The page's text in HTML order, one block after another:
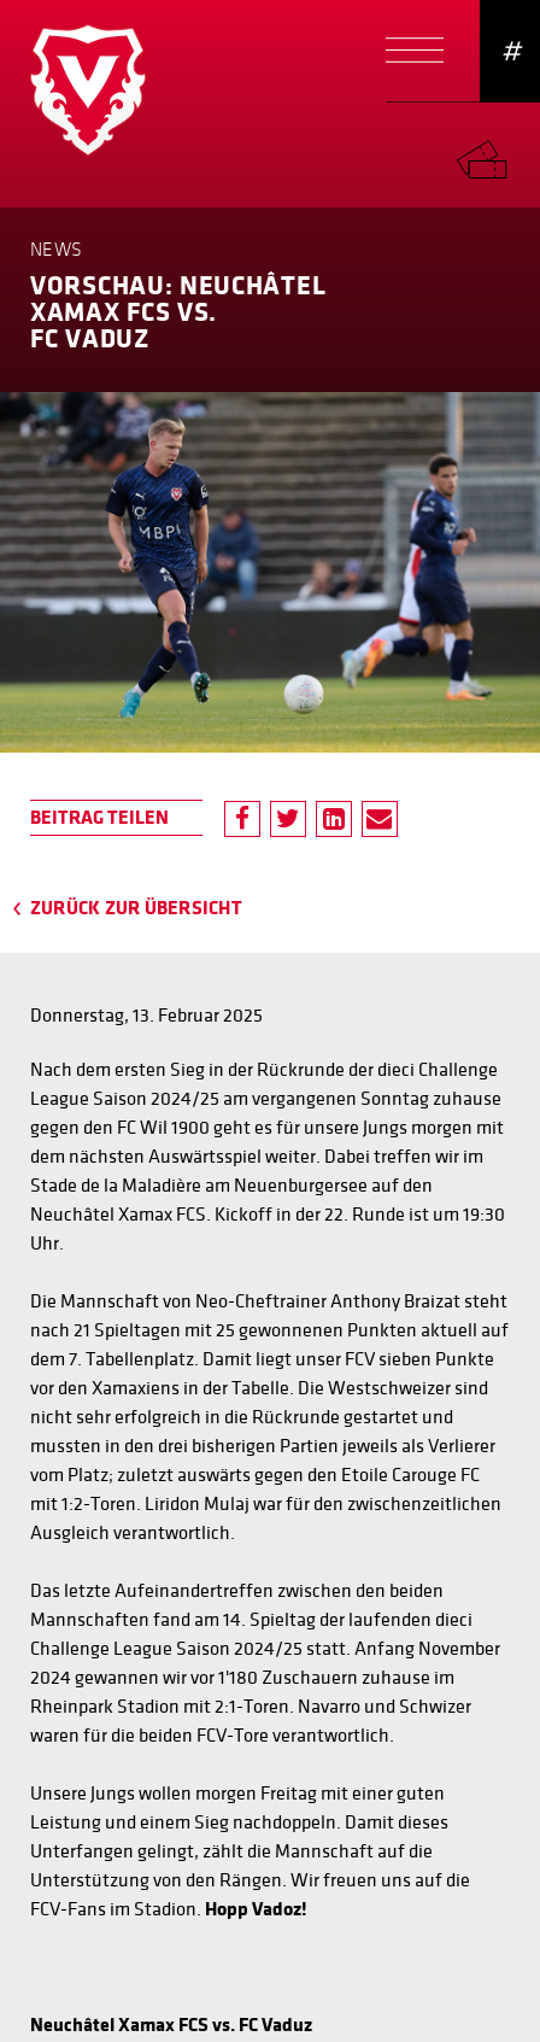
#
NEWS
VORSCHAU: NEUCHÂTEL
XAMAX FCS VS.
FC VADUZ
ZURÜCK ZUR ÜBERSICHT
Donnerstag, 13. Februar 2025
Nach dem ersten Sieg in der Rückrunde der dieci Challenge
League Saison 2024/25 am vergangenen Sonntag zuhause
gegen den FC Wil 1900 geht es für unsere Jungs morgen mit
dem nächsten Auswärtsspiel weiter. Dabei treffen wir im
Stade de la Maladière am Neuenburgersee auf den
Neuchâtel Xamax FCS. Kickoff in der 22. Runde ist um 19:30
Uhr.
Die Mannschaft von Neo-Cheftrainer Anthony Braizat steht
nach 21 Spieltagen mit 25 gewonnenen Punkten aktuell auf
dem 7. Tabellenplatz. Damit liegt unser FCV sieben Punkte
vor den Xamaxiens in der Tabelle. Die Westschweizer sind
nicht sehr erfolgreich in die Rückrunde gestartet und
mussten in den drei bisherigen Partien jeweils als Verlierer
vom Platz; zuletzt auswärts gegen den Etoile Carouge FC
mit 1:2-Toren. Liridon Mulaj war für den zwischenzeitlichen
Ausgleich verantwortlich.
Das letzte Aufeinandertreffen zwischen den beiden
Mannschaften fand am 14. Spieltag der laufenden dieci
Challenge League Saison 2024/25 statt. Anfang November
2024 gewannen wir vor 1'180 Zuschauern zuhause im
Rheinpark Stadion mit 2:1-Toren. Navarro und Schwizer
waren für die beiden FCV-Tore verantwortlich.
Unsere Jungs wollen morgen Freitag mit einer guten
Leistung und einem Sieg nachdoppeln. Damit dieses
Unterfangen gelingt, zählt die Mannschaft auf die
Unterstützung von den Rängen. Wir freuen uns auf die
FCV-Fans im Stadion. Hopp Vadoz!
Neuchâtel Xamax FCS vs. FC Vaduz